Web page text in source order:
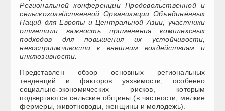
Региональной конференции Продовольственной и
сельскохозяйственной Организации Объединённых
Наций для Европы и Центральной Азии, участники
отметили важность применения комплексных
подходов для повышения их устойчивости,
невосприимчивости к внешним воздействиям и
инклюзивности.
Представлен обзор основных региональных
тенденций и факторов уязвимости, особенно
социально-экономических рисков, которым
подвергаются сельские общины (в частности, мелкие
фермеры, животноводы, женщины и молодежь).